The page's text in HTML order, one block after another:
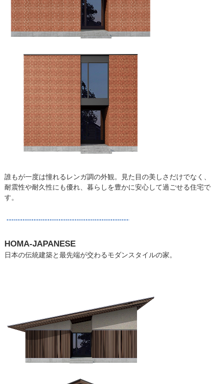
誰もが一度は憧れるレンガ調の外観。見た目の美しさだけでなく、
耐震性や耐久性にも優れ、暮らしを豊かに安心して過ごせる住宅で
す。
HOMA-JAPANESE
日本の伝統建築と最先端が交わるモダンスタイルの家。